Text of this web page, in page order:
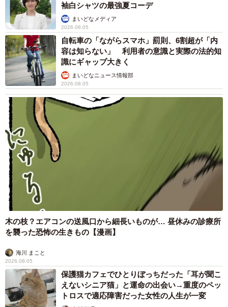
袖白シャツの最強夏コーデ
まいどなメディア
2026.08.05
自転車の「ながらスマホ」罰則、6割超が「内
容は知らない」 利用者の意識と実際の法的知
識にギャップ大きく
まいどなニュース情報部
2026.08.05
木の枝？エアコンの送風口から細長いものが… 昼休みの診療所
を襲った恐怖の生きもの【漫画】
海川 まこと
2026.08.05
保護猫カフェでひとりぼっちだった「耳が聞こ
えないシニア猫」と運命の出会い→重度のペッ
トロスで適応障害だった女性の人生が一変